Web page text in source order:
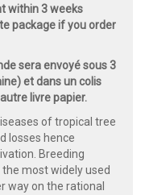
within 3 weeks
package if you order
sera envoyé sous 3
et dans un colis
livre papier.
of tropical tree
losses hence
Breeding
most widely used
way on the rational